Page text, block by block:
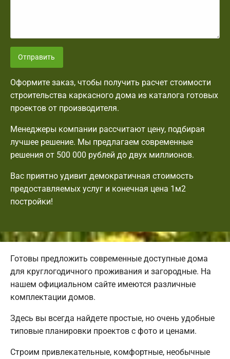
Отправить
Оформите заказ, чтобы получить расчет стоимости
строительства каркасного дома из каталога готовых
проектов от производителя.
Менеджеры компании рассчитают цену, подбирая
лучшее решение. Мы предлагаем современные
решения от 500 000 рублей до двух миллионов.
Вас приятно удивит демократичная стоимость
предоставляемых услуг и конечная цена 1м2
постройки!
Готовы предложить современные доступные дома
для круглогодичного проживания и загородные. На
нашем официальном сайте имеются различные
комплектации домов.
Здесь вы всегда найдете простые, но очень удобные
типовые планировки проектов с фото и ценами.
Строим привлекательные, комфортные, необычные